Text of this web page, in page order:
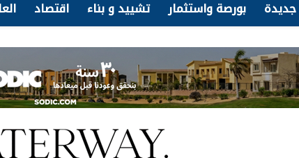
بورصة واستثمار تشييد و بناء اقتصاد